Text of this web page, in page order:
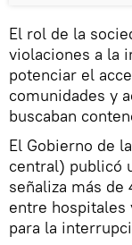
El rol de la
violaciones a la
potenciar el
comunidades y
buscaban
El Gobierno de
central) publicó
señaliza más
entre hospitales
para la